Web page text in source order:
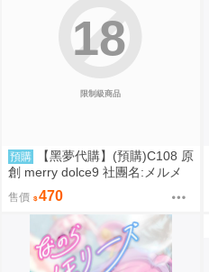
限制級商品
18
預購
【黑夢代購】(預購)C108 原
創 merry dolce9 社團名:メルメ
リー 繪師:三つ葉ちょこ
售價 470